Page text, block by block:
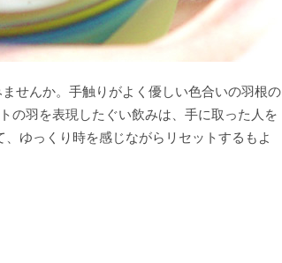
せんか。手触りがよく優しい色合いの羽根の
の羽を表現したぐい飲みは、手に取った人を
ゆっくり時を感じながらリセットするもよ